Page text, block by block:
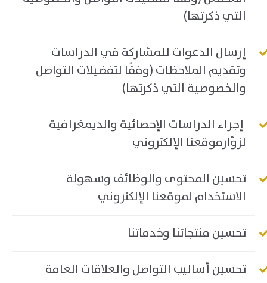
التي ذكرتها)
إرسال الدعوات للمشاركة في الدراسات
وتقديم الملاحظات (وفقًا لتفضيلات التواصل
والخصوصية التي ذكرتها)
إجراء الدراسات الإحصائية والديمغرافية
لزوّارموقعنا الإلكتروني
تحسين المحتوى والوظائف وسهولة
الاستخدام لموقعنا الإلكتروني
تحسين منتجاتنا وخدماتنا
تحسين أساليب التواصل والعلاقات العامة